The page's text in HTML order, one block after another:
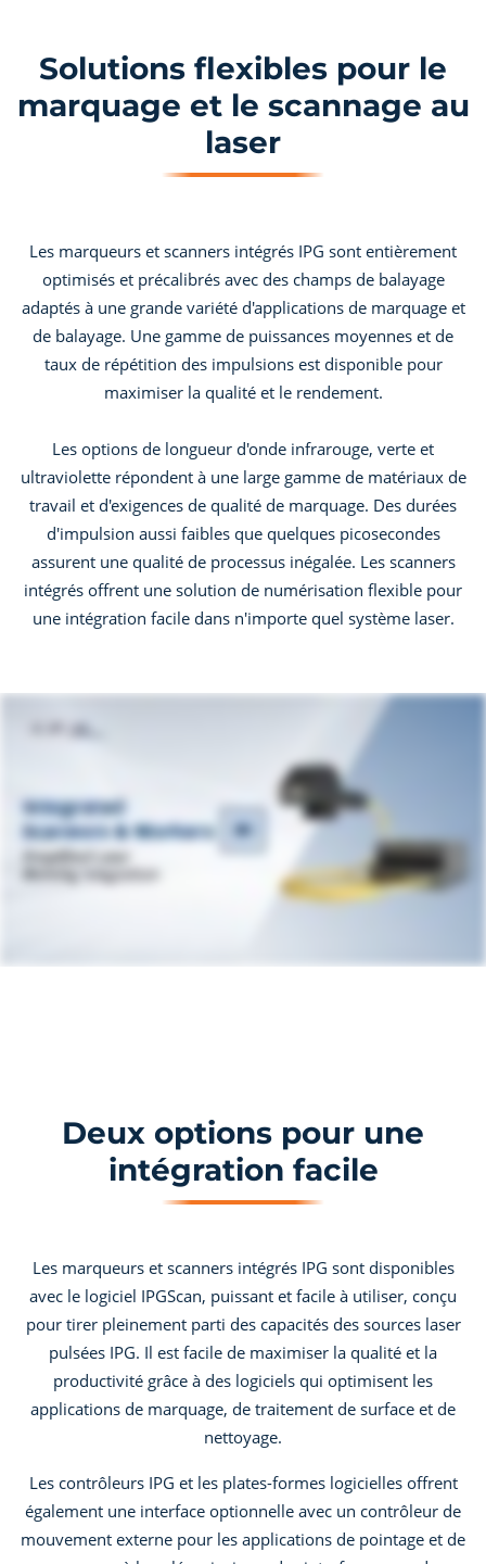
Solutions flexibles pour le
marquage et le scannage au
laser
Les marqueurs et scanners intégrés IPG sont entièrement
optimisés et précalibrés avec des champs de balayage
adaptés à une grande variété d'applications de marquage et
de balayage. Une gamme de puissances moyennes et de
taux de répétition des impulsions est disponible pour
maximiser la qualité et le rendement.
Les options de longueur d'onde infrarouge, verte et
ultraviolette répondent à une large gamme de matériaux de
travail et d'exigences de qualité de marquage. Des durées
d'impulsion aussi faibles que quelques picosecondes
assurent une qualité de processus inégalée. Les scanners
intégrés offrent une solution de numérisation flexible pour
une intégration facile dans n'importe quel système laser.
Deux options pour une
intégration facile
Les marqueurs et scanners intégrés IPG sont disponibles
avec le logiciel IPGScan, puissant et facile à utiliser, conçu
pour tirer pleinement parti des capacités des sources laser
pulsées IPG. Il est facile de maximiser la qualité et la
productivité grâce à des logiciels qui optimisent les
applications de marquage, de traitement de surface et de
nettoyage.
Les contrôleurs IPG et les plates-formes logicielles offrent
également une interface optionnelle avec un contrôleur de
mouvement externe pour les applications de pointage et de